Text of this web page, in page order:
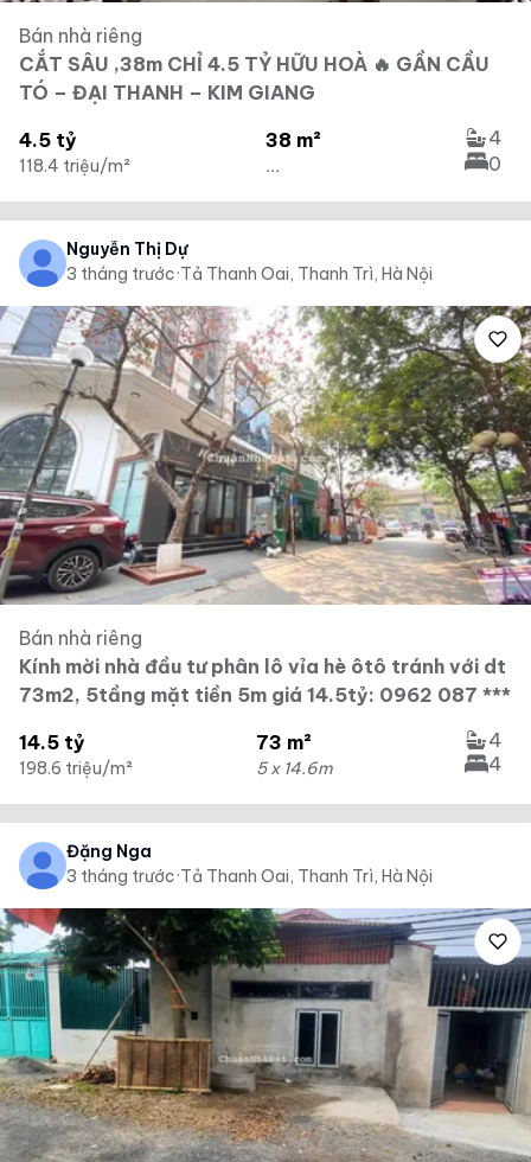
Bán nhà riêng
CẮT SÂU ,38m CHỈ 4.5 TỶ HỮU HOÀ 🔥 GẦN CẦU
TÓ – ĐẠI THANH – KIM GIANG
4.5 tỷ
118.4 triệu/m²
38 m²
...
4
0
Nguyễn Thị Dự
3 tháng trước·Tả Thanh Oai, Thanh Trì, Hà Nội
Bán nhà riêng
Kính mời nhà đầu tư phân lô vỉa hè ôtô tránh với dt
73m2, 5tầng mặt tiền 5m giá 14.5tỷ: 0962 087 ***
14.5 tỷ
198.6 triệu/m²
73 m²
5 x 14.6m
4
4
Đặng Nga
3 tháng trước·Tả Thanh Oai, Thanh Trì, Hà Nội